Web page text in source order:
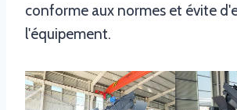
conforme aux normes et évite
l'équipement.